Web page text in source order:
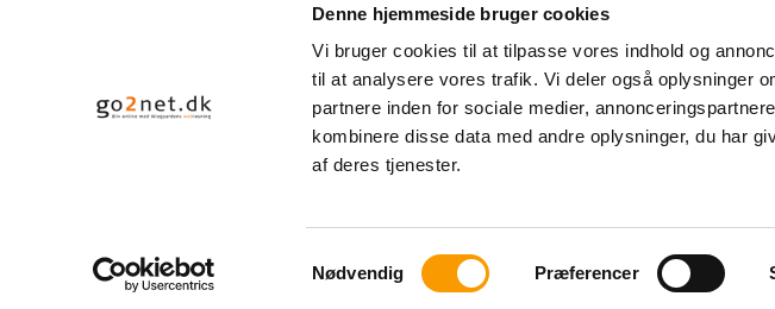
Denne hjemmeside bruger cookies
Vi bruger cookies til at tilpasse vores indhold og
til at analysere vores trafik. Vi deler også oplysninger
partnere inden for sociale medier,
kombinere disse data med andre oplysninger, du har
af deres tjenester.
Nødvendig Præferencer
Sitemap
DMC
Drops
DROPS Design